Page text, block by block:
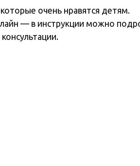
очень нравятся детям.
— в инструкции можно